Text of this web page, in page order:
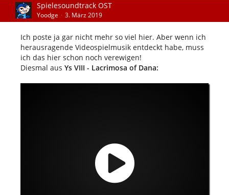
Spielesoundtrack OST
Yoodge 3. März 2019
Ich poste ja gar nicht mehr so viel hier. Aber wenn ich
herausragende Videospielmusik entdeckt habe, muss
ich das hier schon noch verewigen!
Diesmal aus Ys VIII - Lacrimosa of Dana: